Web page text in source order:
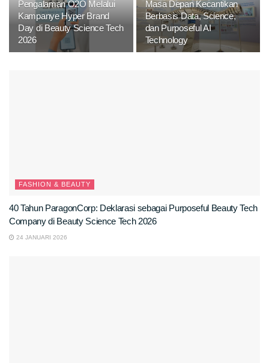
Pengalaman O2O Melalui
Kampanye Hyper Brand
Day di Beauty Science Tech
2026
Masa Depan Kecantikan
Berbasis Data, Science,
dan Purposeful AI
Technology
FASHION & BEAUTY
40 Tahun ParagonCorp: Deklarasi sebagai Purposeful Beauty Tech
Company di Beauty Science Tech 2026
24 JANUARI 2026